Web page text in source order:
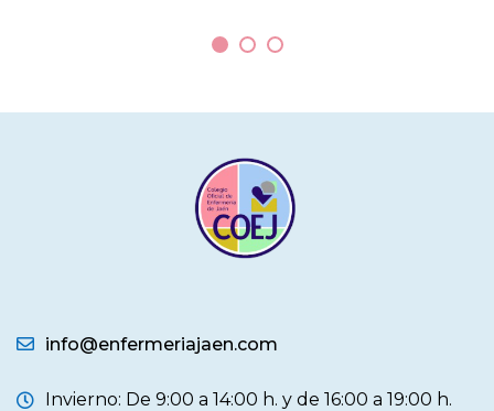
info@enfermeriajaen.com
Invierno: De 9:00 a 14:00 h. y de 16:00 a 19:00 h.